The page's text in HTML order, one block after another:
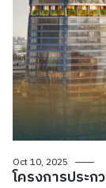
Oct 10, 2025
โครงการประก